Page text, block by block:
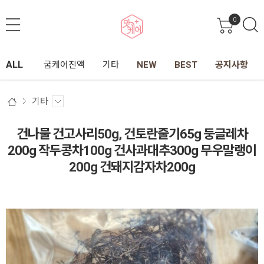
0
ALL 굼케어진액 기타 NEW BEST 공지사항
기타
건나물 건고사리50g, 건토란줄기65g 둥글레차
200g 작두콩차100g 건사과대추300g 무우말랭이
200g 건돼지감자차200g